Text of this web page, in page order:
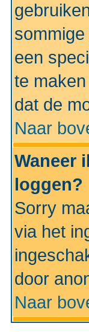
een
te
dat de
Naar
Waneer
loggen?
Sorry
via het
door
Naar